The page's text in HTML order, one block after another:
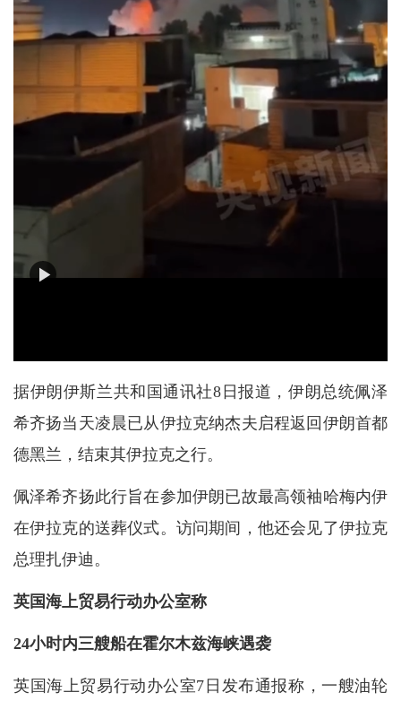
据伊朗伊斯兰共和国通讯社8日报道，伊朗总统佩泽
希齐扬当天凌晨已从伊拉克纳杰夫启程返回伊朗首都
德黑兰，结束其伊拉克之行。
佩泽希齐扬此行旨在参加伊朗已故最高领袖哈梅内伊
在伊拉克的送葬仪式。访问期间，他还会见了伊拉克
总理扎伊迪。
英国海上贸易行动办公室称
24小时内三艘船在霍尔木兹海峡遇袭
英国海上贸易行动办公室7日发布通报称，一艘油轮